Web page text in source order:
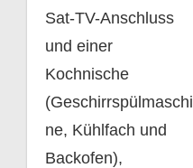
Sat-TV-Anschluss
und einer
Kochnische
(Geschirrspülmaschi
ne, Kühlfach und
Backofen),